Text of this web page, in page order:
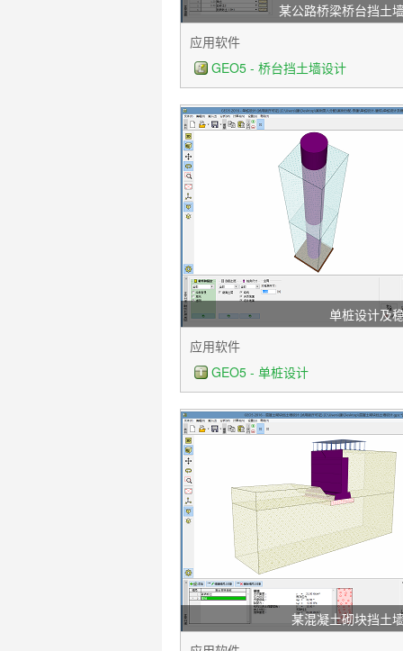
某公路桥梁桥台挡土
应用软件
GEO5 - 桥台挡土墙设计
单桩设计及
应用软件
GEO5 - 单桩设计
某混凝土砌块挡土